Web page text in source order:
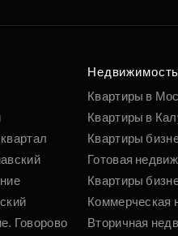
Говорово
Недвижимость
Квартиры в
Квартиры в
Квартиры
Готовая
Квартиры
Коммерческая
Вторичная